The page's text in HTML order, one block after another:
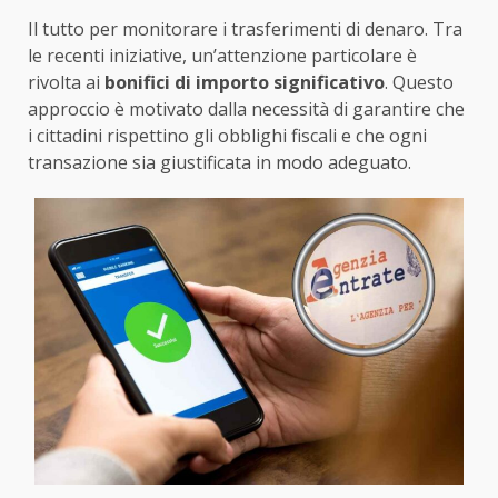
Il tutto per monitorare i trasferimenti di denaro. Tra
le recenti iniziative, un’attenzione particolare è
rivolta ai bonifici di importo significativo. Questo
approccio è motivato dalla necessità di garantire che
i cittadini rispettino gli obblighi fiscali e che ogni
transazione sia giustificata in modo adeguato.